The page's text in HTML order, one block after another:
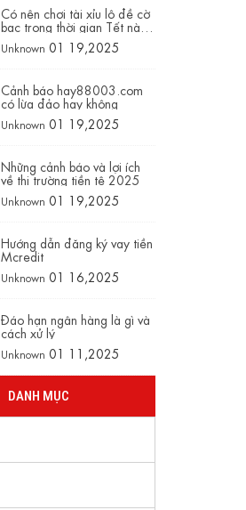
Có nên chơi tài xỉu lô đề cờ
bạc trong thời gian Tết này
không trên hay88003.com
Unknown 01 19,2025
Cảnh báo hay88003.com
có lừa đảo hay không
Unknown 01 19,2025
Những cảnh báo và lợi ích
về thị trường tiền tệ 2025
Unknown 01 19,2025
Hướng dẫn đăng ký vay tiền
Mcredit
Unknown 01 16,2025
Đáo hạn ngân hàng là gì và
cách xử lý
Unknown 01 11,2025
DANH MỤC